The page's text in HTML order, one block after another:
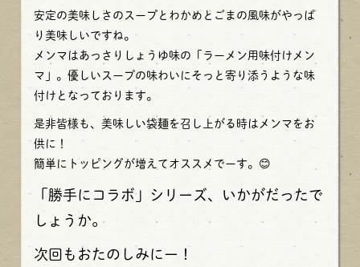
安定の美味しさのスープとわかめとごまの風味がやっぱ
り美味しいですね。
メンマはあっさりしょうゆ味の「ラーメン用味付けメン
マ」。優しいスープの味わいにそっと寄り添うような味
付けとなっております。
是非皆様も、美味しい袋麺を召し上がる時はメンマをお
供に！
簡単にトッピングが増えてオススメでーす。😊
「勝手にコラボ」シリーズ、いかがだったで
しょうか。
次回もおたのしみにー！